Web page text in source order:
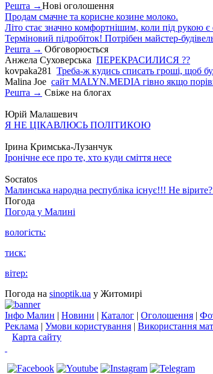
Решта →Нові оголошення
Продам смачне та корисне козине молоко.
Літо стає значно комфортнішим, коли під рукою
Терміновий підробіток! Потрібен майстер-
Решта → Обговорюється
Анжела Суховерська ПЕРЕКРАСИЛИСЯ ??
kovpaka281 Треба-ж кудись списать гроші, щоб
Malina Joe сайт MALYN.MEDIA гiвно якщо
Решта → Свіже на блогах
Юрій Малашевич
Я НЕ ЦІКАВЛЮСЬ ПОЛІТИКОЮ
Ірина Кримська-Лузанчук
Іронічне есе про те, хто куди сміття несе
Socratos
Малинська народна республіка існує!!! Не
Погода
Погода у Малині
вологість:
тиск:
вітер:
Погода на sinoptik.ua у Житомирі
Інфо Малин | Новини | Каталог | Оголошення |
Реклама | Умови користування | Використання
Карта сайту